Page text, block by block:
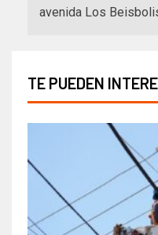
avenida Los
TE PUEDEN